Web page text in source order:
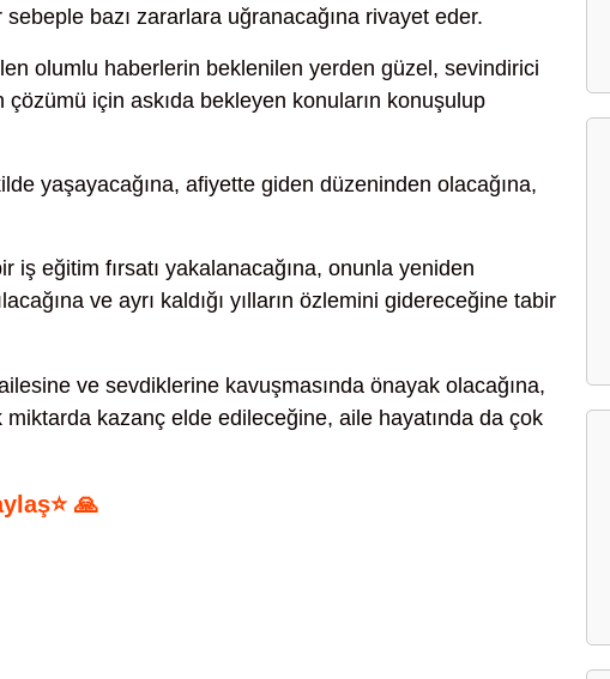
bazı zararlara uğranacağına rivayet eder.
olumlu haberlerin beklenilen yerden güzel, sevindirici
için askıda bekleyen konuların konuşulup
yaşayacağına, afiyette giden düzeninden olacağına,
iş eğitim fırsatı yakalanacağına, onunla yeniden
ve ayrı kaldığı yılların özlemini gidereceğine tabir
ve sevdiklerine kavuşmasında önayak olacağına,
kazanç elde edileceğine, aile hayatında da çok
🙏